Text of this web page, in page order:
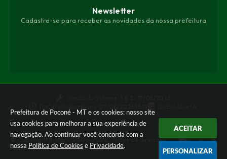
Prefeitura de Poconé - MT e os cookies: nosso site
usa cookies para melhorar a sua experiência de
navegação. Ao continuar você concorda com a
nossa Política de Cookies e Privacidade.
ACEITAR
PERSONALIZAR
Newsletter
Cadastre-se para receber as novidades da nossa prefeitura
© Copyright Instar - 2006-2026. Todos os direitos
reservados -Instar Tecnologia